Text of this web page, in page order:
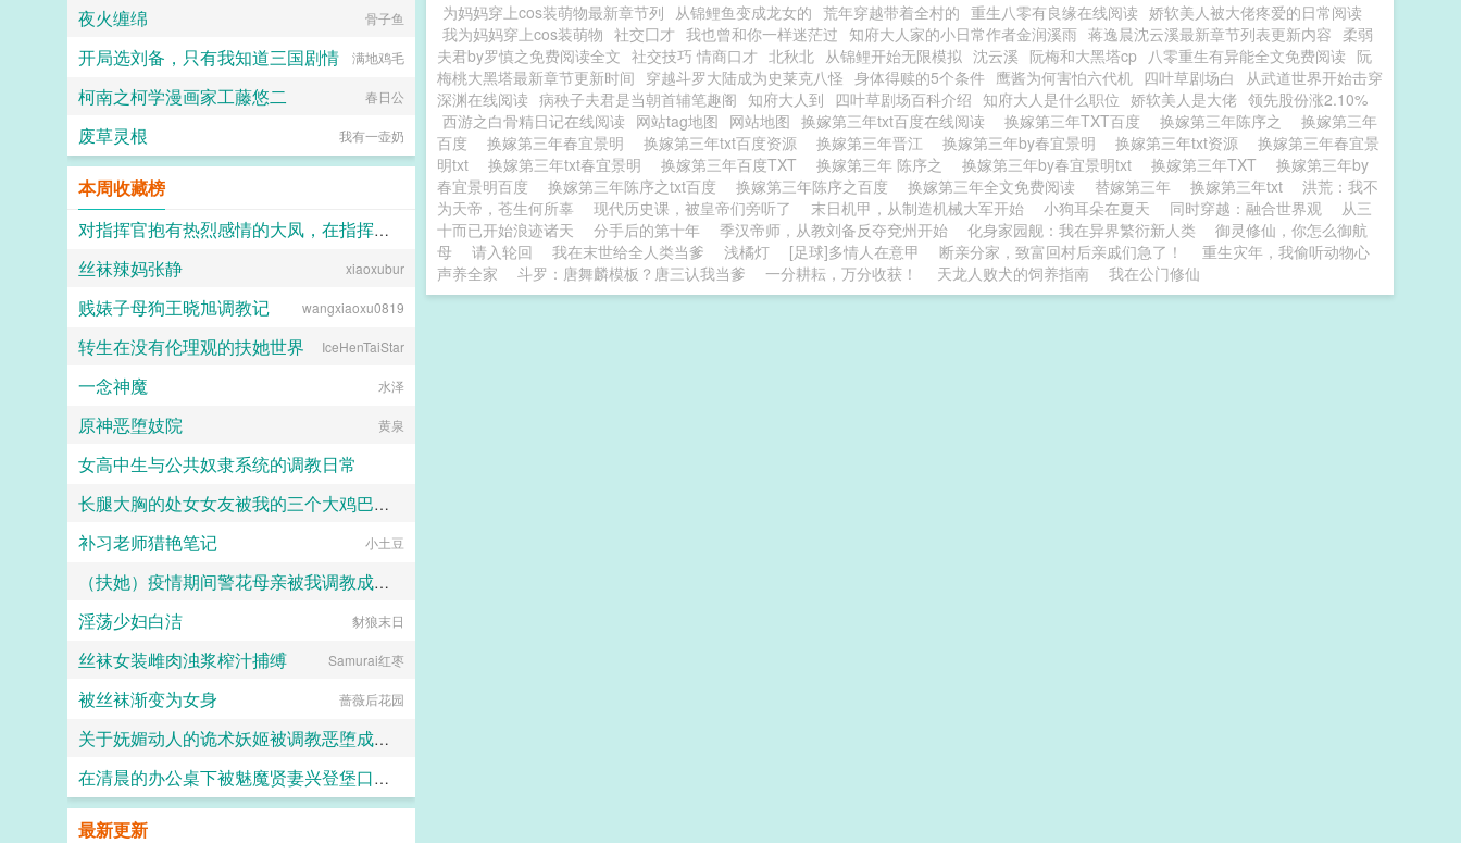
为妈妈穿上cos装萌物最新章节列 从锦鲤鱼变成龙女的 荒年穿越带着全村的 重生八零有良缘在线阅读 娇软美人被大佬疼爱的日常阅读
我为妈妈穿上cos装萌物 社交囗才 我也曾和你一样迷茫过 知府大人家的小日常作者金润溪雨 蒋逸晨沈云溪最新章节列表更新内容 柔弱
夫君by罗慎之免费阅读全文 社交技巧 情商口才 北秋北 从锦鲤开始无限模拟 沈云溪 阮梅和大黑塔cp 八零重生有异能全文免费阅读 阮
梅桃大黑塔最新章节更新时间 穿越斗罗大陆成为史莱克八怪 身体得赎的5个条件 鹰酱为何害怕六代机 四叶草剧场白
从武道世界开始击穿
深渊在线阅读 病秧子夫君是当朝首辅笔趣阁 知府大人到 四叶草剧场百科介绍 知府大人是什么职位 娇软美人是大佬 领先股份涨2.10%
西游之白骨精日记在线阅读 网站tag地图 网站地图 换嫁第三年txt百度在线阅读 换嫁第三年TXT百度 换嫁第三年陈序之
换嫁第三年
百度
换嫁第三年春宜景明 换嫁第三年txt百度资源 换嫁第三年晋江 换嫁第三年by春宜景明 换嫁第三年txt资源
换嫁第三年春宜景
明txt
换嫁第三年txt春宜景明 换嫁第三年百度TXT 换嫁第三年 陈序之 换嫁第三年by春宜景明txt 换嫁第三年TXT
换嫁第三年by
春宜景明百度
换嫁第三年陈序之txt百度 换嫁第三年陈序之百度 换嫁第三年全文免费阅读 替嫁第三年 换嫁第三年txt
洪荒：我不
为天帝，苍生何所辜
现代历史课，被皇帝们旁听了 末日机甲，从制造机械大军开始 小狗耳朵在夏天 同时穿越：融合世界观
从三
十而已开始浪迹诸天
分手后的第十年 季汉帝师，从教刘备反夺兗州开始 化身家园舰：我在异界繁衍新人类
御灵修仙，你怎么御航
母
请入轮回 我在末世给全人类当爹 浅橘灯 [足球]多情人在意甲 断亲分家，致富回村后亲戚们急了！
重生灾年，我偷听动物心
声养全家
斗罗：唐舞麟模板？唐三认我当爹 一分耕耘，万分收获！ 天龙人败犬的饲养指南 我在公门修仙
有一个能来到她的面前。郁淼爱易
她到最后都会弹开，即使她说她愿
掉了抑制剂，处理掉了一直在烦她的
璟，我难受。帮帮我1始终1v12超听
话小狗攻amp主人级别涩涩的诱受3
女a无挂件2023725文案已截图备
份。...
夜火缠绵 骨子鱼
开局选刘备，只有我知道三国剧情 满地鸡毛
柯南之柯学漫画家工藤悠二 春日公
废草灵根 我有一壶奶
本周收藏榜
对指挥官抱有热烈感情的大凤，在指挥官被迫出差的一年中被黑人用媚药和甜言蜜语玩弄成满身刺青的媚黑婊子
Kyle
丝袜辣妈张静 xiaoxubur
贱婊子母狗王晓旭调教记 wangxiaoxu0819
转生在没有伦理观的扶她世界 IceHenTaiStar
一念神魔 水泽
原神恶堕妓院 黄泉
女高中生与公共奴隶系统的调教日常
喵不可言
长腿大胸的处女女友被我的三个大鸡巴室友轮番调教，狠狠灌精直到怀孕
158330
补习老师猎艳笔记 小土豆
（扶她）疫情期间警花母亲被我调教成三洞全开的肉便器母狗
霜染official
淫荡少妇白洁 豺狼末日
丝袜女装雌肉浊浆榨汁捕缚 Samurai红枣
被丝袜渐变为女身 蔷薇后花园
关于妩媚动人的诡术妖姬被调教恶堕成媚黑母猪乐芙兰的这档子事
在清晨的办公桌下被魅魔贤妻兴登堡口交，夜晚在宴会厅角落的鞋交
最新更新